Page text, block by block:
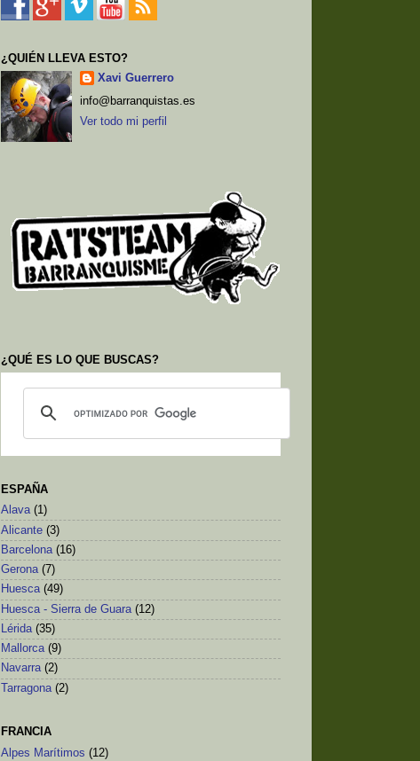
¿QUIÉN LLEVA ESTO?
Xavi Guerrero
info@barranquistas.es
Ver todo mi perfil
¿QUÉ ES LO QUE BUSCAS?
ESPAÑA
Alava (1)
Alicante (3)
Barcelona (16)
Gerona (7)
Huesca (49)
Huesca - Sierra de Guara (12)
Lérida (35)
Mallorca (9)
Navarra (2)
Tarragona (2)
FRANCIA
Alpes Marítimos (12)